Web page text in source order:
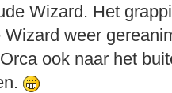
Wizard. Het
Wizard weer
ook naar het